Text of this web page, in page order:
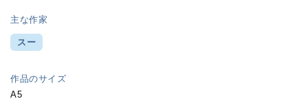
主な作家
スー
作品のサイズ
A5